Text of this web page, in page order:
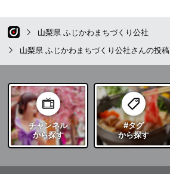
山梨県 ふじかわまちづくり公社
山梨県 ふじかわまちづくり公社さんの投稿
チャンネル
から探す
#タグ
から探す